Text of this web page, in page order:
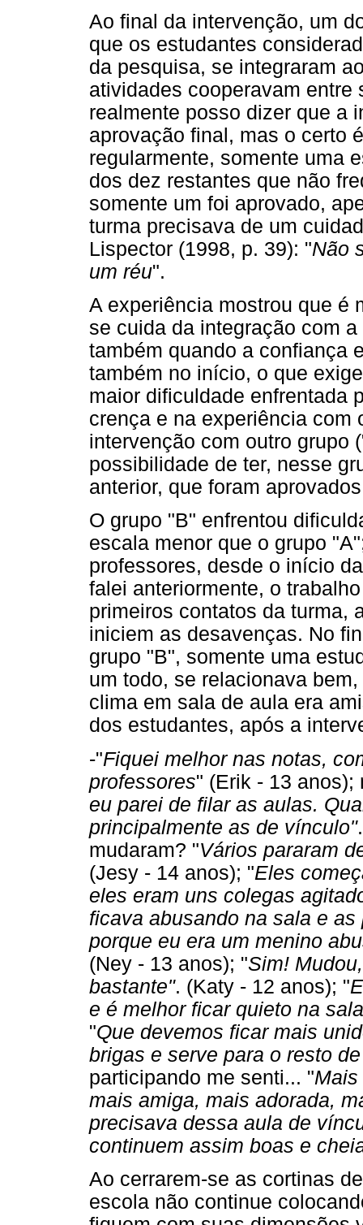
Ao final da intervenção, um
que os estudantes
da pesquisa, se integraram
atividades cooperavam
realmente posso dizer que a
aprovação final, mas o certo
regularmente, somente uma
dos dez restantes que não
somente um foi aprovado,
turma precisava de um
Lispector (1998, p. 39): "Não
um réu".
A experiência mostrou que é
se cuida da integração com
também quando a confiança
também no início, o que
maior dificuldade enfrentada
crença e na experiência com
intervenção com outro grupo
possibilidade de ter, nesse
anterior, que foram
O grupo "B" enfrentou
escala menor que o grupo
professores, desde o início
falei anteriormente, o
primeiros contatos da turma,
iniciem as desavenças. No
grupo "B", somente uma
um todo, se relacionava
clima em sala de aula era
dos estudantes, após a
-"Fiquei melhor nas notas,
professores" (Erik - 13 anos);
eu parei de filar as aulas.
principalmente as de vínculo"
mudaram? "Vários pararam
(Jesy - 14 anos); "Eles
eles eram uns colegas
ficava abusando na sala e
porque eu era um menino
(Ney - 13 anos); "Sim!
bastante". (Katy - 12 anos); "
e é melhor ficar quieto na
"Que devemos ficar mais
brigas e serve para o resto
participando me senti... "
mais amiga, mais adorada,
precisava dessa aula de
continuem assim boas e
Ao cerrarem-se as cortinas
escola não continue